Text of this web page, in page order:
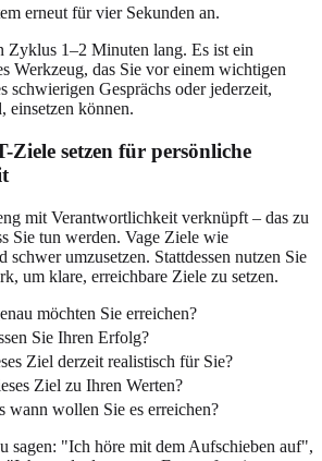
erneut für vier Sekunden an.
Zyklus 1–2 Minuten lang. Es ist ein
Werkzeug, das Sie vor einem wichtigen
schwierigen Gesprächs oder jederzeit,
einsetzen können.
setzen für persönliche
mit Verantwortlichkeit verknüpft – das zu
Sie tun werden. Vage Ziele wie
schwer umzusetzen. Stattdessen nutzen Sie
um klare, erreichbare Ziele zu setzen.
möchten Sie erreichen?
Sie Ihren Erfolg?
Ziel derzeit realistisch für Sie?
Ziel zu Ihren Werten?
wann wollen Sie es erreichen?
sagen: "Ich höre mit dem Aufschieben auf",